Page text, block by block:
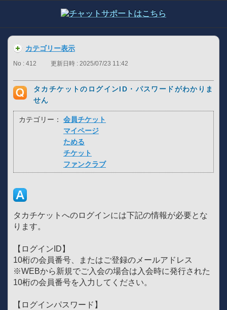
カテゴリー表示
No : 412 更新日時 : 2025/07/23 11:42
タカチケットのログインID・パスワードがわかりま
せん
カテゴリー：
会員チケット
マイページ
ためる
チケット
ファンクラブ
タカチケットへのログインには下記の情報が必要とな
ります。
【ログインID】
10桁の会員番号、またはご登録のメールアドレス
※WEBから新規でご入会の場合は入会時に発行された
10桁の会員番号を入力してください。
【ログインパスワード】